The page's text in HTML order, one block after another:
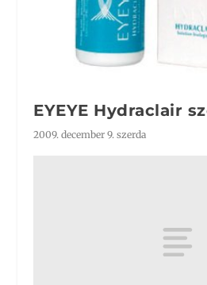
EYEYE Hydraclair
2009. december 9. szerda